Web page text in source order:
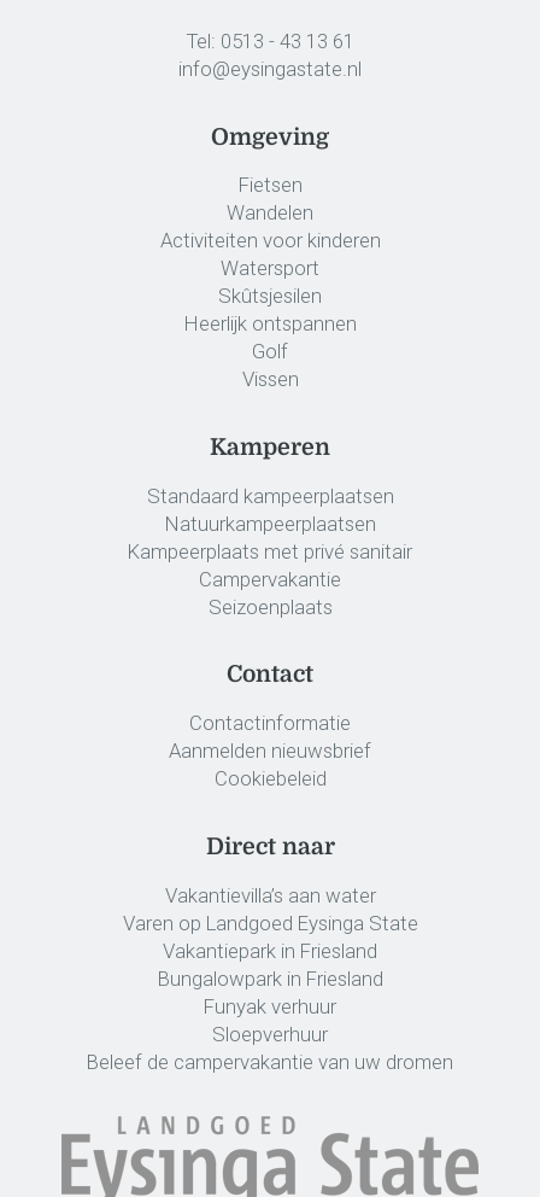
Tel: 0513 - 43 13 61
info@eysingastate.nl
Omgeving
Fietsen
Wandelen
Activiteiten voor kinderen
Watersport
Skûtsjesilen
Heerlijk ontspannen
Golf
Vissen
Kamperen
Standaard kampeerplaatsen
Natuurkampeerplaatsen
Kampeerplaats met privé sanitair
Campervakantie
Seizoenplaats
Contact
Contactinformatie
Aanmelden nieuwsbrief
Cookiebeleid
Direct naar
Vakantievilla’s aan water
Varen op Landgoed Eysinga State
Vakantiepark in Friesland
Bungalowpark in Friesland
Funyak verhuur
Sloepverhuur
Beleef de campervakantie van uw dromen